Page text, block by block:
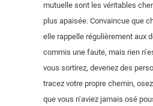
mutuelle sont les véritables
plus apaisée. Convaincue que
elle rappelle régulièrement aux
commis une faute, mais rien
vous sortirez, devenez des
tracez votre propre chemin,
que vous n’aviez jamais osé